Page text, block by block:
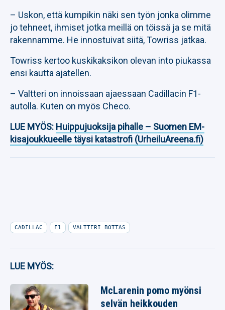
– Uskon, että kumpikin näki sen työn jonka olimme
jo tehneet, ihmiset jotka meillä on töissä ja se mitä
rakennamme. He innostuivat siitä, Towriss jatkaa.
Towriss kertoo kuskikaksikon olevan into piukassa
ensi kautta ajatellen.
– Valtteri on innoissaan ajaessaan Cadillacin F1-
autolla. Kuten on myös Checo.
LUE MYÖS: Huippujuoksija pihalle – Suomen EM-
kisajoukkueelle täysi katastrofi (UrheiluAreena.fi)
CADILLAC F1 VALTTERI BOTTAS
LUE MYÖS:
McLarenin pomo myönsi
selvän heikkouden